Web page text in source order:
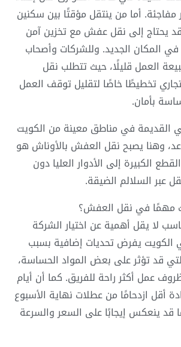
مفاجئة. أما من ينتقل مؤقتًا بين سكنين
يحتاج إلى نقل عفش مع تخزين آمن
المكان الجديد. وللشركات وأصحاب
العمل قليلًا، حيث تتطلب نقل
تخطيطًا خاصًا لتقليل توقف العمل
بأمان.
القديمة في مناطق معينة من الكويت
وهنا يصبح نقل العفش بالأوناش هو
الكبيرة إلى الأدوار العليا دون
عبر السلالم الضيقة.
مهمًا في نقل العفش؟
لا يقل أهمية عن اختيار الشركة
يفرض تحديات إضافية بسبب
قد تؤثر على بعض المواد الحساسة،
عمل أكثر راحة للفريق. كما أن أيام
أقل ازدحامًا من عطلات نهاية الأسبوع
قد ينعكس إيجابًا على السعر والسرعة